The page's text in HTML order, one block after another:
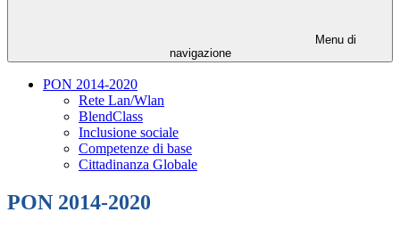
Menu di
navigazione
PON 2014-2020
Rete Lan/Wlan
BlendClass
Inclusione sociale
Competenze di base
Cittadinanza Globale
PON 2014-2020